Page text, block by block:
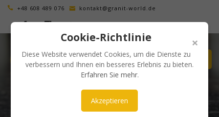
×
Cookie-Richtlinie
Diese Website verwendet Cookies, um die Dienste zu
verbessern und Ihnen ein besseres Erlebnis zu bieten.
Erfahren Sie mehr.
Akzeptieren
+48 608 489 076 kontakt@granit-world.de
ÄSTHETISCH UND ZEITLOS